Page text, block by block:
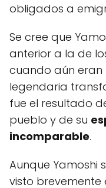
obligados a
Se cree que
anterior a la de
cuando aún eran
legendaria
fue el resultado
pueblo y de su
incomparable.
Aunque Yamoshi
visto brevemente